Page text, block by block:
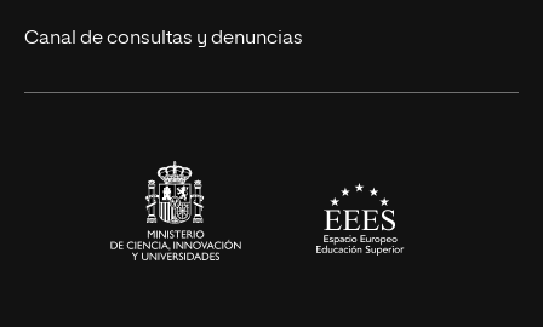
Eventos
Canal de consultas y denuncias